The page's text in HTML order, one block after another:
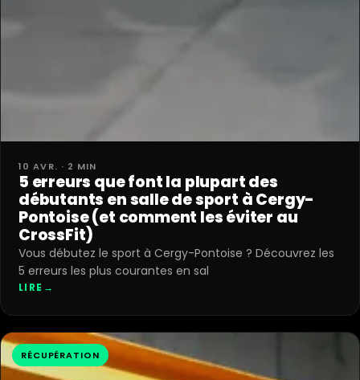
10 AVR. · 2 MIN
5 erreurs que font la plupart des
débutants en salle de sport à Cergy-
Pontoise (et comment les éviter au
CrossFit)
Vous débutez le sport à Cergy-Pontoise ? Découvrez les
5 erreurs les plus courantes en sal
LIRE →
RÉCUPÉRATION